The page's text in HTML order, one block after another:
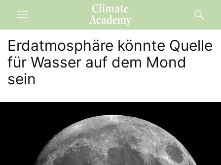
Erdatmosphäre könnte Quelle
für Wasser auf dem Mond
sein